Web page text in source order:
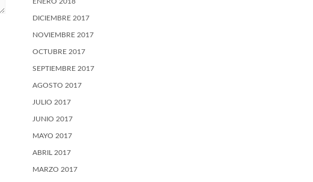
DICIEMBRE 2017
NOVIEMBRE 2017
OCTUBRE 2017
SEPTIEMBRE 2017
AGOSTO 2017
JULIO 2017
JUNIO 2017
MAYO 2017
ABRIL 2017
MARZO 2017